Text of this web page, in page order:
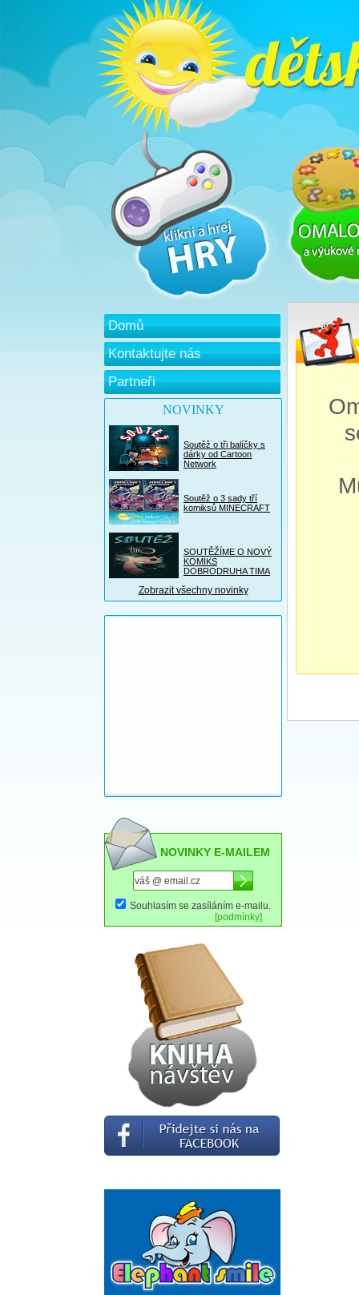
Domů
Kontaktujte nás
Partneři
NOVINKY
Soutěž o tři balíčky s
dárky od Cartoon
Network
Soutěž o 3 sady tří
komiksů MINECRAFT
SOUTĚŽÍME O NOVÝ
KOMIKS
DOBRODRUHA TIMA
Zobrazit všechny novinky
NOVINKY E-MAILEM
Souhlasím se zasíláním e-mailu.
[podmínky]